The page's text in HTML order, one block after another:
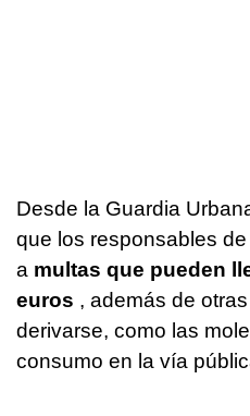
Desde la Guardia
que los responsables
a multas que pueden
euros , además de
derivarse, como las
consumo en la vía